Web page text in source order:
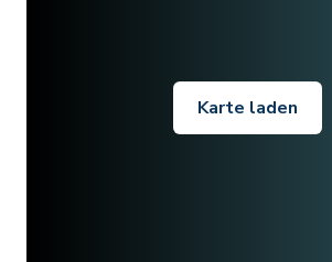
Karte laden